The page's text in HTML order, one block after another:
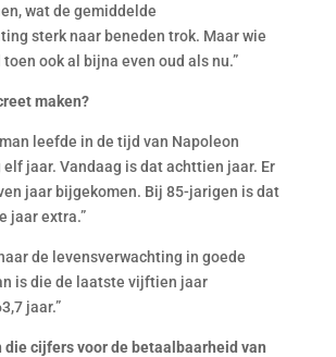
wat de gemiddelde
sterk naar beneden trok. Maar wie
ook al bijna even oud als nu.”
maken?
leefde in de tijd van Napoleon
jaar. Vandaag is dat achttien jaar. Er
jaar bijgekomen. Bij 85-jarigen is dat
jaar extra.”
de levensverwachting in goede
is die de laatste vijftien jaar
jaar.”
die cijfers voor de betaalbaarheid van